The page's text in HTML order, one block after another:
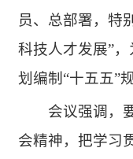
员、总部署，特
科技人才发展”
划编制“十五五”
会议强调，
会精神，把学习